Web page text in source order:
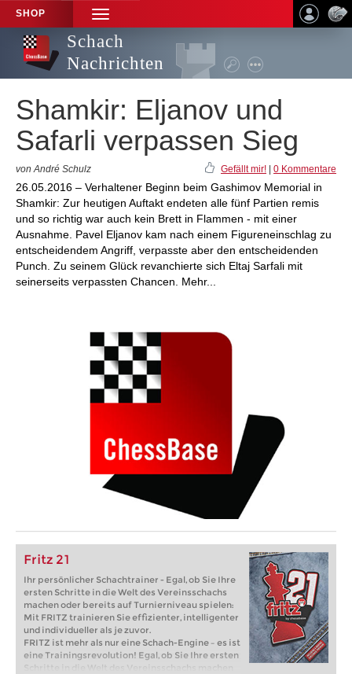
SHOP
TOGGLE
NAVIGATION
Schach
Nachrichten
Shamkir: Eljanov und
Safarli verpassen Sieg
von André Schulz Gefällt mir! 0 Kommentare
26.05.2016 – Verhaltener Beginn beim Gashimov Memorial in
Shamkir: Zur heutigen Auftakt endeten alle fünf Partien remis
und so richtig war auch kein Brett in Flammen - mit einer
Ausnahme. Pavel Eljanov kam nach einem Figureneinschlag zu
entscheidendem Angriff, verpasste aber den entscheidenden
Punch. Zu seinem Glück revanchierte sich Eltaj Sarfali mit
seinerseits verpassten Chancen. Mehr...
Fritz 21
Ihr persönlicher Schachtrainer - Egal, ob Sie Ihre
ersten Schritte in die Welt des Vereinsschachs
machen oder bereits auf Turnierniveau spielen:
Mit FRITZ trainieren Sie effizienter, intelligenter
und individueller als je zuvor.
FRITZ ist mehr als nur eine Schach-Engine – es ist
eine Trainingsrevolution! Egal, ob Sie Ihre ersten
Schritte in die Welt des Vereinsschachs machen